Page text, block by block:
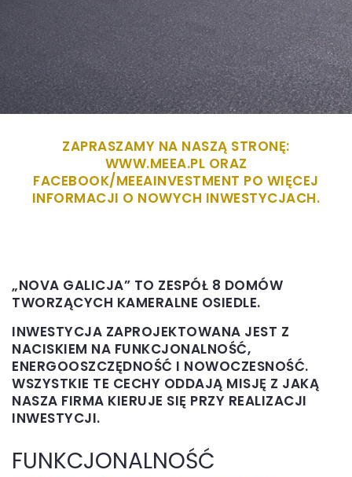
ZAPRASZAMY NA NASZĄ STRONĘ:
WWW.MEEA.PL ORAZ
FACEBOOK/MEEAINVESTMENT PO WIĘCEJ
INFORMACJI O NOWYCH INWESTYCJACH.
„NOVA GALICJA” TO ZESPÓŁ 8 DOMÓW
TWORZĄCYCH KAMERALNE OSIEDLE.
INWESTYCJA ZAPROJEKTOWANA JEST Z
NACISKIEM NA FUNKCJONALNOŚĆ,
ENERGOOSZCZĘDNOŚĆ I NOWOCZESNOŚĆ.
WSZYSTKIE TE CECHY ODDAJĄ MISJĘ Z JAKĄ
NASZA FIRMA KIERUJE SIĘ PRZY REALIZACJI
INWESTYCJI.
FUNKCJONALNOŚĆ